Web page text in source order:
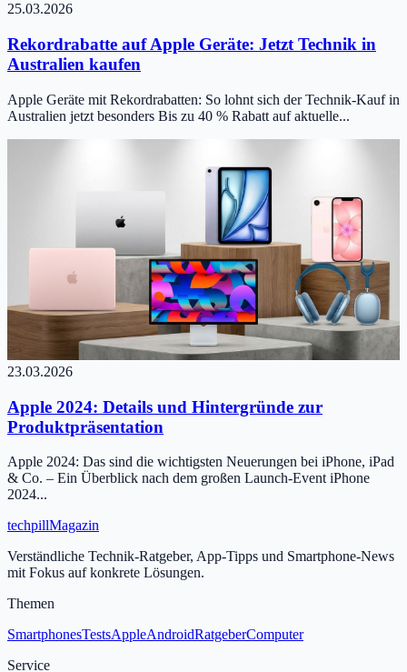
25.03.2026
Rekordrabatte auf Apple Geräte: Jetzt Technik in
Australien kaufen
Apple Geräte mit Rekordrabatten: So lohnt sich der Technik-Kauf in
Australien jetzt besonders Bis zu 40 % Rabatt auf aktuelle...
23.03.2026
Apple 2024: Details und Hintergründe zur
Produktpräsentation
Apple 2024: Das sind die wichtigsten Neuerungen bei iPhone, iPad
& Co. – Ein Überblick nach dem großen Launch-Event iPhone
2024...
techpillMagazin
Verständliche Technik-Ratgeber, App-Tipps und Smartphone-News
mit Fokus auf konkrete Lösungen.
Themen
SmartphonesTestsAppleAndroidRatgeberComputer
Service